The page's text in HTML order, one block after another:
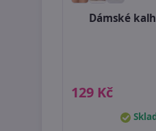
Dámské
129 Kč